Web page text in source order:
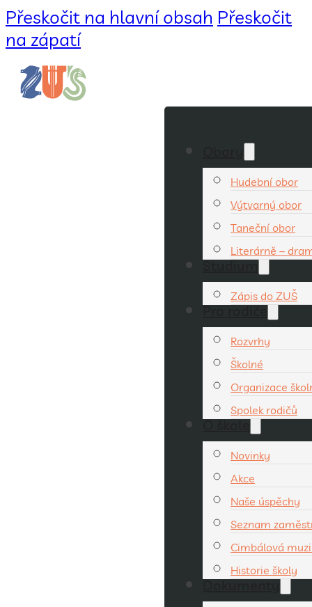
Přeskočit na hlavní obsah Přeskočit
na zápatí
Hudební obor
Výtvarný obor
Taneční obor
Literárně –
Studium
Zápis do ZUŠ
Pro rodiče
Rozvrhy
Školné
Organizace
Spolek rodičů
O škole
Novinky
Akce
Naše úspěchy
Seznam
Cimbálová
Historie školy
Dokumenty